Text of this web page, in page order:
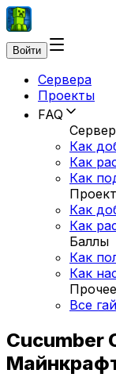
Войти
Сервера
Проекты
FAQ
Как
Как
Как
Как
Как
Баллы
Как
Как
Прочее
Все
Cucumber